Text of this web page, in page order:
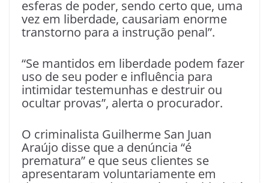
esferas de poder, sendo certo que, uma
vez em liberdade, causariam enorme
transtorno para a instrução penal”.
“Se mantidos em liberdade podem fazer
uso de seu poder e influência para
intimidar testemunhas e destruir ou
ocultar provas”, alerta o procurador.
O criminalista Guilherme San Juan
Araújo disse que a denúncia “é
prematura” e que seus clientes se
apresentaram voluntariamente em